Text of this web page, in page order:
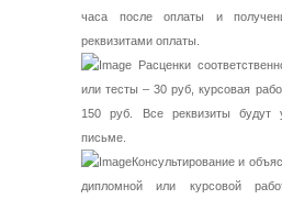
часа после оплаты и
реквизитами оплаты.
Расценки
или тесты – 30 руб, курсовая
150 руб. Все реквизиты будут
письме.
Консультирование и
дипломной или курсовой